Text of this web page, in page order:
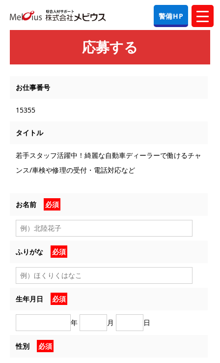
警備HP
応募する
お仕事番号
15355
タイトル
若手スタッフ活躍中！綺麗な自動車ディーラーで働けるチャ
ンス/車検や修理の受付・電話対応など
お名前 必須
ふりがな 必須
生年月日 必須
年 月 日
性別 必須